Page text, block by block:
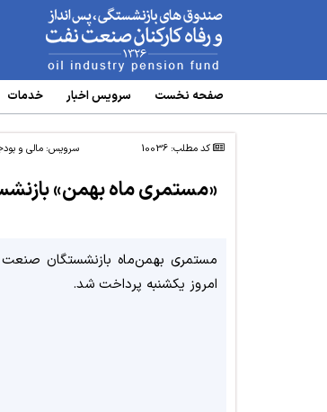
www.oipf.ir
صفحه نخست سرویس‌ اخبار خدمات
کد مطلب: 10036 سرویس:مالی و
«مستمری ماه بهمن»
مستمری بهمن‌ماه بازنشستگان
امروز یکشنبه پرداخت شد.